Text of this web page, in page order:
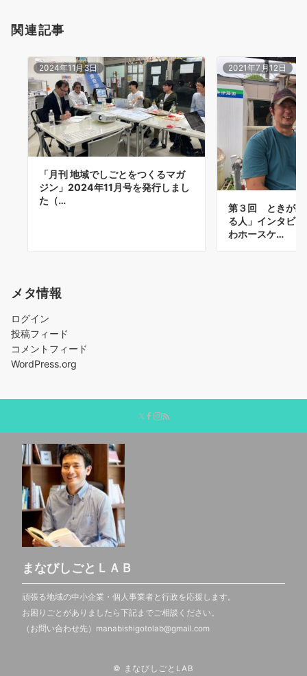
関連記事
2024年11月3日
「月刊 地域でしごとをつくるマガ
ジン」2024年11月号を発行しまし
た（…
2021年7月12日
第３回 ときがわ
る人」インタビ
わホースケ…
メタ情報
ログイン
投稿フィード
コメントフィード
WordPress.org
まなびしごとＬＡＢ
頑張る地域の中小企業・個人事業者と行政を応援します。
お困りごとがありましたら下記までご相談ください。
（お問い合わせ先）manabishigotolab@gmail.com
© まなびしごとLAB